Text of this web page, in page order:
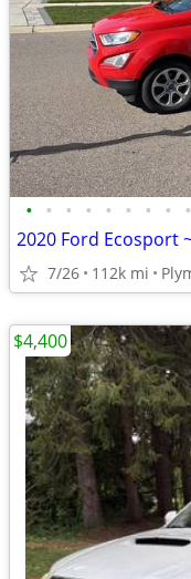
• • • • • • • • •
7/26 112k mi
$4,400